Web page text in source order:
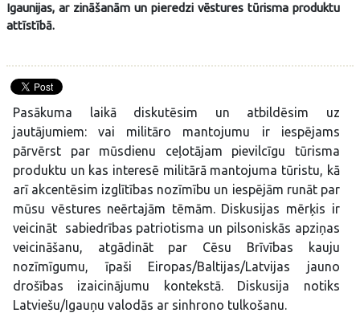
Igaunijas, ar zināšanām un pieredzi vēstures tūrisma produktu
attīstībā.
Pasākuma laikā diskutēsim un atbildēsim uz
jautājumiem: vai militāro mantojumu ir iespējams
pārvērst par mūsdienu ceļotājam pievilcīgu tūrisma
produktu un kas interesē militārā mantojuma tūristu, kā
arī akcentēsim izglītības nozīmību un iespējām runāt par
mūsu vēstures neērtajām tēmām. Diskusijas mērķis ir
veicināt sabiedrības patriotisma un pilsoniskās apziņas
veicināšanu, atgādināt par Cēsu Brīvības kauju
nozīmīgumu, īpaši Eiropas/Baltijas/Latvijas jauno
drošības izaicinājumu kontekstā. Diskusija notiks
Latviešu/Igauņu valodās ar sinhrono tulkošanu.